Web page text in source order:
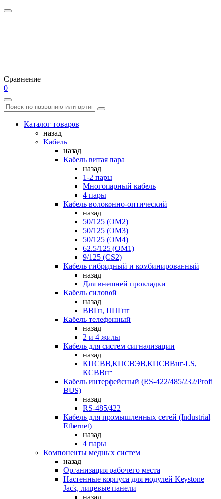
Сравнение
0
Каталог товаров
назад
Кабель
назад
Кабель витая пара
назад
1-2 пары
Многопарный кабель
4 пары
Кабель волоконно-оптический
назад
50/125 (OM2)
50/125 (OM3)
50/125 (OM4)
62.5/125 (OM1)
9/125 (OS2)
Кабель гибридный и комбинированный
назад
Для внешней прокладки
Кабель силовой
назад
ВВГн, ППГнг
Кабель телефонный
назад
2 и 4 жилы
Кабель для систем сигнализации
назад
КПСВВ,КПСВЭВ,КПСВВнг-LS,
КСВВнг
Кабель интерфейсный (RS-422/485/232/Profi
BUS)
назад
RS-485/422
Кабель для промышленных сетей (Industrial
Ethernet)
назад
4 пары
Компоненты медных систем
назад
Организация рабочего места
Настенные корпуса для модулей Keystone
Jack, лицевые панели
назад